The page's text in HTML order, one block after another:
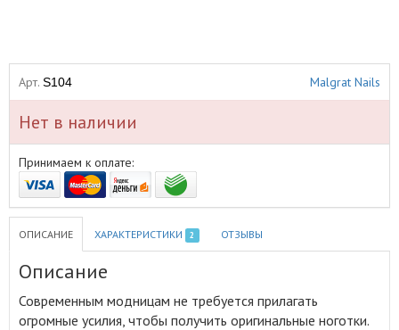
Арт. S104 Malgrat Nails
Нет в наличии
Принимаем к оплате:
ОПИСАНИЕ ХАРАКТЕРИСТИКИ 2 ОТЗЫВЫ
Описание
Современным модницам не требуется прилагать
огромные усилия, чтобы получить оригинальные ноготки.